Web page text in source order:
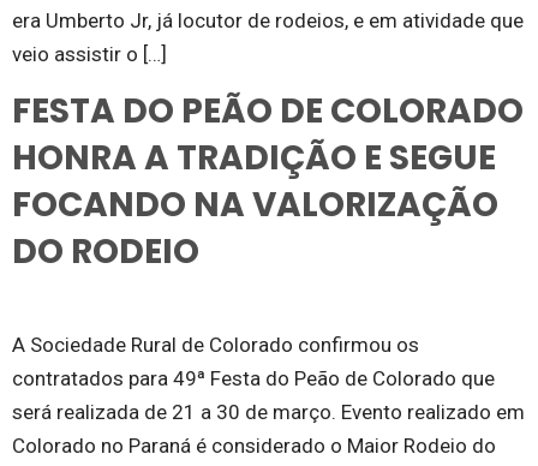
era Umberto Jr, já locutor de rodeios, e em atividade que
veio assistir o […]
FESTA DO PEÃO DE COLORADO
HONRA A TRADIÇÃO E SEGUE
FOCANDO NA VALORIZAÇÃO
DO RODEIO
A Sociedade Rural de Colorado confirmou os
contratados para 49ª Festa do Peão de Colorado que
será realizada de 21 a 30 de março. Evento realizado em
Colorado no Paraná é considerado o Maior Rodeio do